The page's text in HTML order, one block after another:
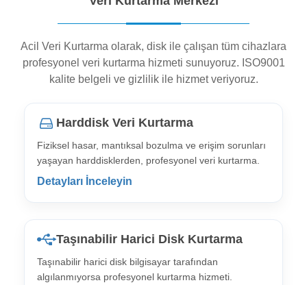
Acil Veri Kurtarma olarak, disk ile çalışan tüm cihazlara
profesyonel veri kurtarma hizmeti sunuyoruz. ISO9001
kalite belgeli ve gizlilik ile hizmet veriyoruz.
Harddisk Veri Kurtarma
Fiziksel hasar, mantıksal bozulma ve erişim sorunları
yaşayan harddisklerden, profesyonel veri kurtarma.
Detayları İnceleyin
Taşınabilir Harici Disk Kurtarma
Taşınabilir harici disk bilgisayar tarafından
algılanmıyorsa profesyonel kurtarma hizmeti.